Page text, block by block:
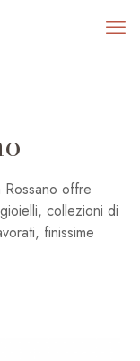
offre
collezioni di
finissime